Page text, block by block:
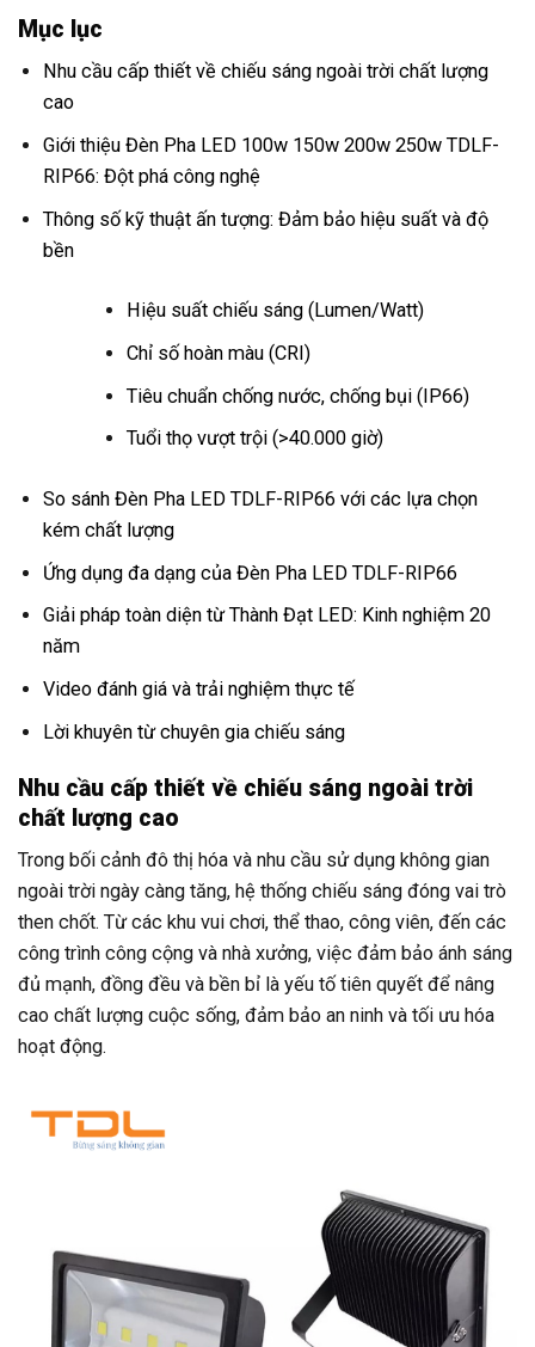
Mục lục
Nhu cầu cấp thiết về chiếu sáng ngoài trời chất lượng
cao
Giới thiệu Đèn Pha LED 100w 150w 200w 250w TDLF-
RIP66: Đột phá công nghệ
Thông số kỹ thuật ấn tượng: Đảm bảo hiệu suất và độ
bền
Hiệu suất chiếu sáng (Lumen/Watt)
Chỉ số hoàn màu (CRI)
Tiêu chuẩn chống nước, chống bụi (IP66)
Tuổi thọ vượt trội (>40.000 giờ)
So sánh Đèn Pha LED TDLF-RIP66 với các lựa chọn
kém chất lượng
Ứng dụng đa dạng của Đèn Pha LED TDLF-RIP66
Giải pháp toàn diện từ Thành Đạt LED: Kinh nghiệm 20
năm
Video đánh giá và trải nghiệm thực tế
Lời khuyên từ chuyên gia chiếu sáng
Nhu cầu cấp thiết về chiếu sáng ngoài trời
chất lượng cao
Trong bối cảnh đô thị hóa và nhu cầu sử dụng không gian
ngoài trời ngày càng tăng, hệ thống chiếu sáng đóng vai trò
then chốt. Từ các khu vui chơi, thể thao, công viên, đến các
công trình công cộng và nhà xưởng, việc đảm bảo ánh sáng
đủ mạnh, đồng đều và bền bỉ là yếu tố tiên quyết để nâng
cao chất lượng cuộc sống, đảm bảo an ninh và tối ưu hóa
hoạt động.